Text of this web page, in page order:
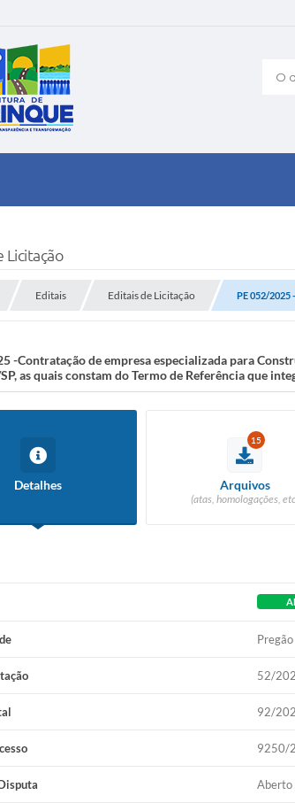
O
Licitação
Editais Editais de Licitação PE 052/2025
-Contratação de empresa especializada para
as quais constam do Termo de Referência que
Detalhes
15
Arquivos
(atas, homologações,
52/
92/
9250/
Aberto